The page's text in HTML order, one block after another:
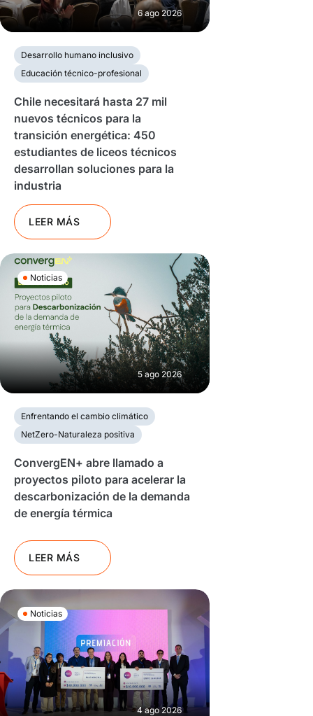
6 ago 2026
Desarrollo humano inclusivo
Educación técnico-profesional
Chile necesitará hasta 27 mil
nuevos técnicos para la
transición energética: 450
estudiantes de liceos técnicos
desarrollan soluciones para la
industria
LEER MÁS
Noticias
5 ago 2026
Enfrentando el cambio climático
NetZero-Naturaleza positiva
ConvergEN+ abre llamado a
proyectos piloto para acelerar la
descarbonización de la demanda
de energía térmica
LEER MÁS
Noticias
4 ago 2026